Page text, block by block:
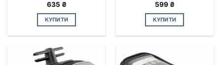
635 ₴
КУПИТИ
599 ₴
КУПИТИ